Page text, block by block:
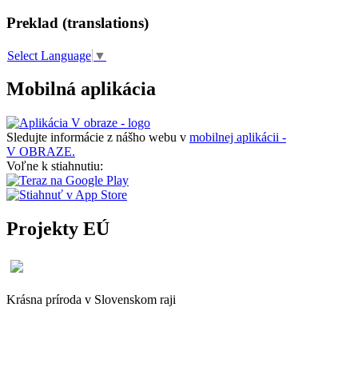
Preklad (translations)
Select Language ▼
Mobilná aplikácia
Sledujte informácie z nášho webu v mobilnej aplikácii -
V OBRAZE.
Voľne k stiahnutiu:
Projekty EÚ
Krásna príroda v Slovenskom raji